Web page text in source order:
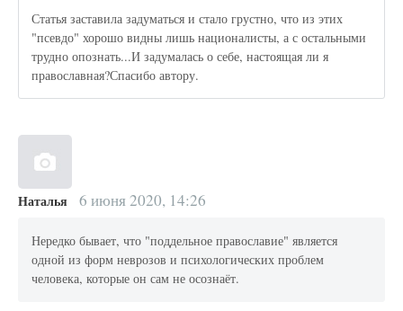
Статья заставила задуматься и стало грустно, что из этих
"псевдо" хорошо видны лишь националисты, а с остальными
трудно опознать...И задумалась о себе, настоящая ли я
православная?Спасибо автору.
Наталья 6 июня 2020, 14:26
Нередко бывает, что "поддельное православие" является
одной из форм неврозов и психологических проблем
человека, которые он сам не осознаёт.